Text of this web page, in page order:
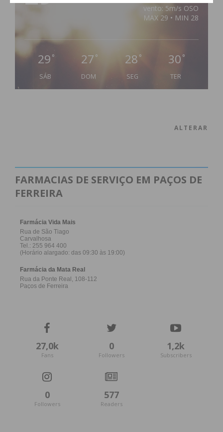
vento: 5m/s OSO
MAX 29 • MIN 28
29 °
SÁB
27 °
DOM
28 °
SEG
30 °
TER
ALTERAR
FARMACIAS DE SERVIÇO EM PAÇOS DE
FERREIRA
27,0k
Fans
0
Followers
1,2k
Subscribers
0
Followers
577
Readers